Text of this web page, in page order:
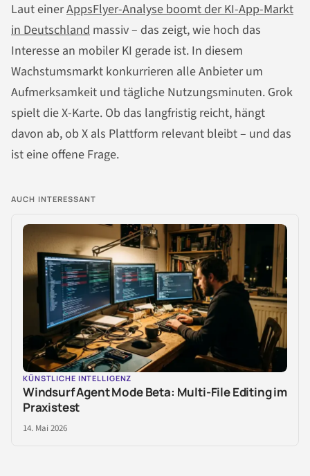
Laut einerAppsFlyer-Analyse boomt der KI-App-Markt
in Deutschland massiv – das zeigt, wie hoch das
Interesse an mobiler KI gerade ist. In diesem
Wachstumsmarkt konkurrieren alle Anbieter um
Aufmerksamkeit und tägliche Nutzungsminuten. Grok
spielt die X-Karte. Ob das langfristig reicht, hängt
davon ab, ob X als Plattform relevant bleibt – und das
ist eine offene Frage.
AUCH INTERESSANT
KÜNSTLICHE INTELLIGENZ
Windsurf Agent Mode Beta: Multi-File Editing im
Praxistest
14. Mai 2026